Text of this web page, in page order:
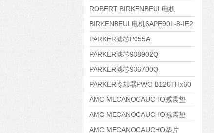
8APE90S-4 IE3
ROBERT BIRKENBEUL电机
8APE80M-2K-IE3
BIRKENBEUL电机6APE90L-8-IE2
PARKER滤芯P055A
PARKER滤芯938902Q
PARKER滤芯936700Q
PARKER冷却器PWO B120THx60
AMC MECANOCAUCHO减震垫
138552
AMC MECANOCAUCHO减震垫
138551
AMC MECANOCAUCHO垫片